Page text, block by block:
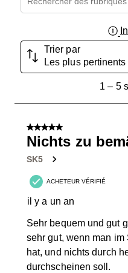
Trier par
Les plus pertinents
sur
avis.
1 – 5
5 sur 5 étoiles.
Nichts zu
SK5
ACHETEUR VÉRIFIÉ
il y a un an
Sehr bequem und gut
sehr gut, wenn man
hat, und nichts durch
durchscheinen soll.